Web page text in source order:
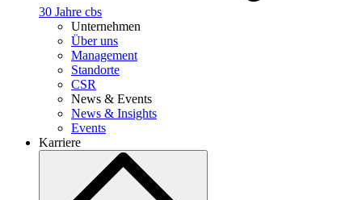
30 Jahre cbs
Unternehmen
Über uns
Management
Standorte
CSR
News & Events
News & Insights
Events
Karriere